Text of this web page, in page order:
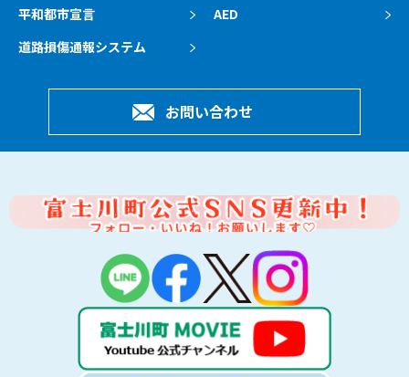
平和都市宣言
AED
道路損傷通報システム
お問い合わせ